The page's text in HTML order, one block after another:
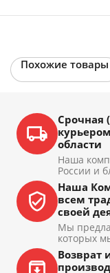
Похожие товары
Срочная
области
Наша
России и
Наша
всем
своей
Мы
которых
Возврат